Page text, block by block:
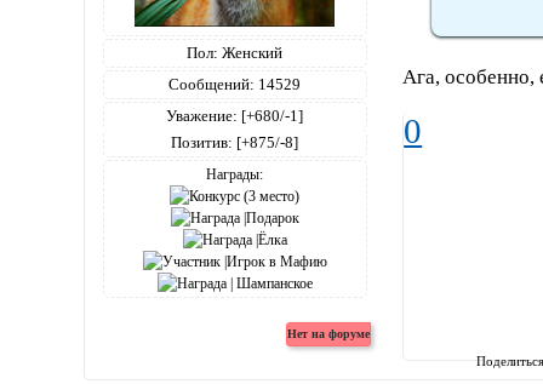
Пол: Женский
Сообщений: 14529
Уважение: [+680/-1]
Позитив: [+875/-8]
Награды:
Ага, особенно,
0